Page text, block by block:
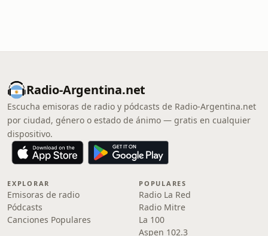
Radio-Argentina.net
Escucha emisoras de radio y pódcasts de Radio-Argentina.net
por ciudad, género o estado de ánimo — gratis en cualquier
dispositivo.
EXPLORAR
Emisoras de radio
Pódcasts
Canciones Populares
POPULARES
Radio La Red
Radio Mitre
La 100
Aspen 102.3